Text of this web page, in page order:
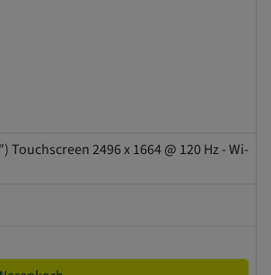
2496 x 1664 @ 120 Hz - Wi-